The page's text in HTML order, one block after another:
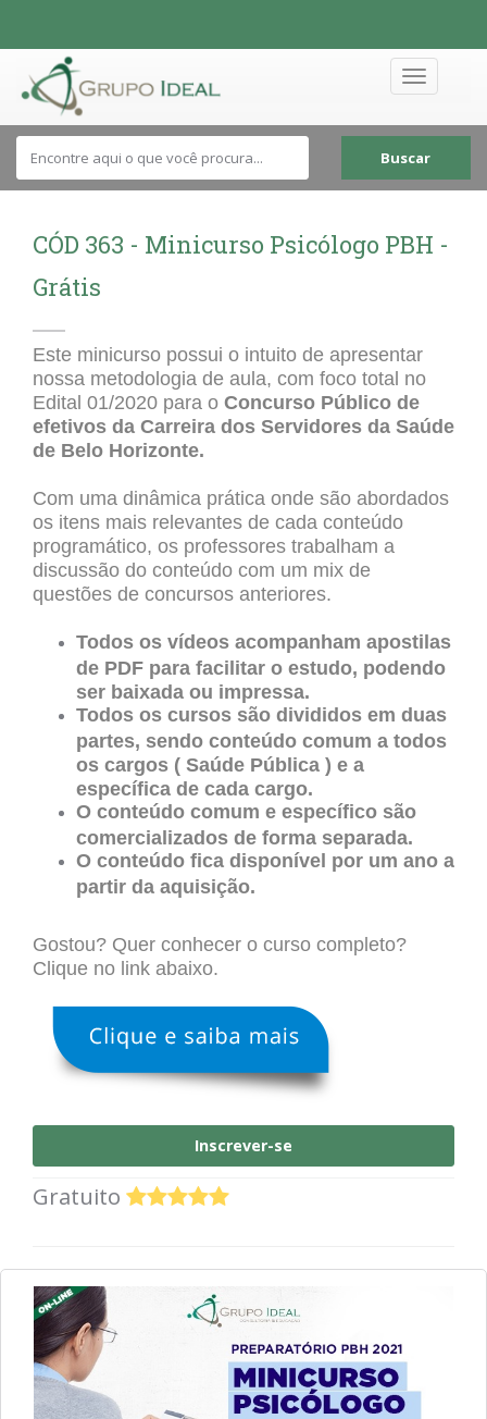
Toggle
Buscar
CÓD 363 - Minicurso Psicólogo PBH -
Grátis
Este minicurso possui o intuito de apresentar
nossa metodologia de aula, com foco total no
Edital 01/2020 para o Concurso Público de
efetivos da Carreira dos Servidores da Saúde
de Belo Horizonte.
Com uma dinâmica prática onde são abordados
os itens mais relevantes de cada conteúdo
programático, os professores trabalham a
discussão do conteúdo com um mix de
questões de concursos anteriores.
Todos os vídeos acompanham apostilas
de PDF para facilitar o estudo, podendo
ser baixada ou impressa.
Todos os cursos são divididos em duas
partes, sendo conteúdo comum a todos
os cargos ( Saúde Pública ) e a
específica de cada cargo.
O conteúdo comum e específico são
comercializados de forma separada.
O conteúdo fica disponível por um ano a
partir da aquisição.
Gostou? Quer conhecer o curso completo?
Clique no link abaixo.
Inscrever-se
Gratuito